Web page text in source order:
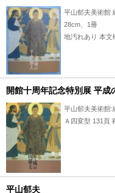
平山郁夫美術館
28cm、1冊
地汚れあり 本文
開館十周年記念特別展 平成
平山郁夫美術館:
Ａ四変型 131頁
平山郁夫